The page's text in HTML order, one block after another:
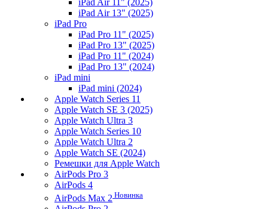
iPad Air 11" (2025)
iPad Air 13" (2025)
iPad Pro
iPad Pro 11" (2025)
iPad Pro 13" (2025)
iPad Pro 11" (2024)
iPad Pro 13" (2024)
iPad mini
iPad mini (2024)
Apple Watch Series 11
Apple Watch SE 3 (2025)
Apple Watch Ultra 3
Apple Watch Series 10
Apple Watch Ultra 2
Apple Watch SE (2024)
Ремешки для Apple Watch
AirPods Pro 3
AirPods 4
AirPods Max 2 Новинка